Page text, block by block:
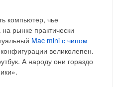
компьютер, чье
рынке практически
Mac mini с чипом
великолепен.
А народу они гораздо